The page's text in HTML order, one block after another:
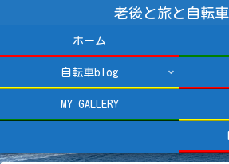
老後と旅と自転
ホーム
自転車blog
MY GALLERY